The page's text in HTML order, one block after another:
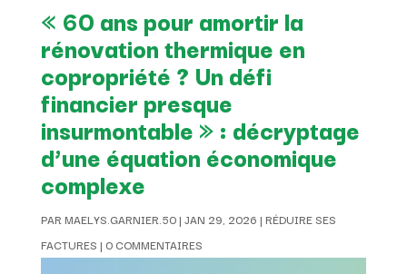
« 60 ans pour amortir la
rénovation thermique en
copropriété ? Un défi
financier presque
insurmontable » : décryptage
d’une équation économique
complexe
PARMAELYS.GARNIER.50| JAN 29, 2026 | RÉDUIRE SES
FACTURES | 0 COMMENTAIRES